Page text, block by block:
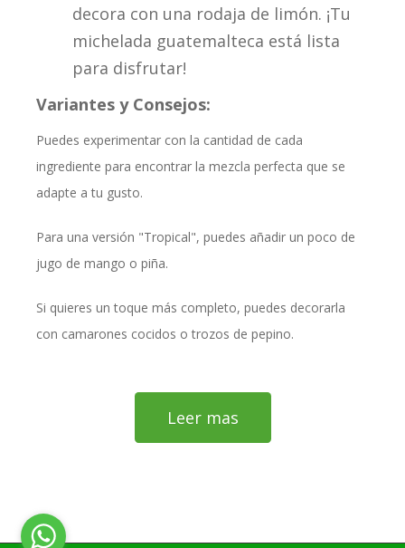
decora con una rodaja de limón. ¡Tu
michelada guatemalteca está lista
para disfrutar!
Variantes y Consejos:
Puedes experimentar con la cantidad de cada
ingrediente para encontrar la mezcla perfecta que se
adapte a tu gusto.
Para una versión "Tropical", puedes añadir un poco de
jugo de mango o piña.
Si quieres un toque más completo, puedes decorarla
con camarones cocidos o trozos de pepino.
Leer mas